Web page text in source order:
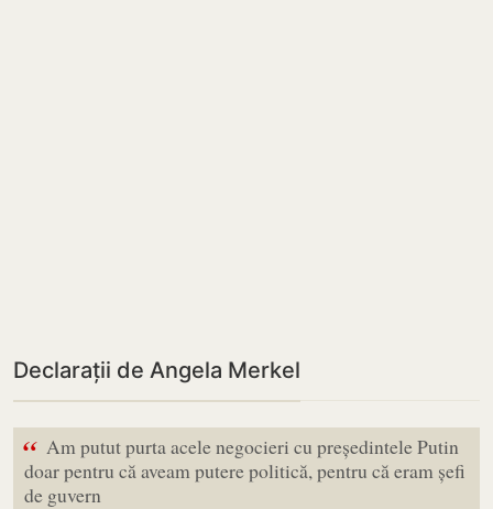
Declarații de Angela Merkel
“ Am putut purta acele negocieri cu președintele Putin
doar pentru că aveam putere politică, pentru că eram șefi
de guvern